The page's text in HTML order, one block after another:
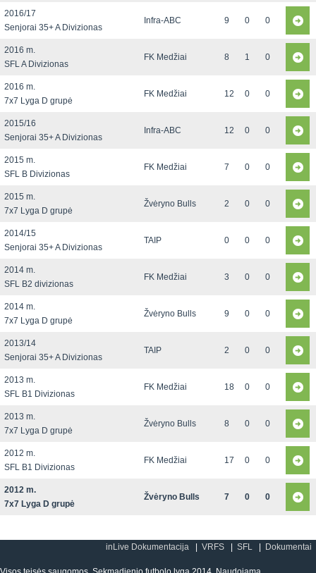
2016/17
Senjorai 35+ A Divizionas
Infra-ABC 9 0 0
2016 m.
SFL A Divizionas
FK Medžiai 8 1 0
2016 m.
7x7 Lyga D grupė
FK Medžiai 12 0 0
2015/16
Senjorai 35+ A Divizionas
Infra-ABC 12 0 0
2015 m.
SFL B Divizionas
FK Medžiai 7 0 0
2015 m.
7x7 Lyga D grupė
Žvėryno Bulls 2 0 0
2014/15
Senjorai 35+ A Divizionas
TAIP 0 0 0
2014 m.
SFL B2 divizionas
FK Medžiai 3 0 0
2014 m.
7x7 Lyga D grupė
Žvėryno Bulls 9 0 0
2013/14
Senjorai 35+ A Divizionas
TAIP 2 0 0
2013 m.
SFL B1 Divizionas
FK Medžiai 18 0 0
2013 m.
7x7 Lyga D grupė
Žvėryno Bulls 8 0 0
2012 m.
SFL B1 Divizionas
FK Medžiai 17 0 0
2012 m.
7x7 Lyga D grupė
Žvėryno Bulls 7 0 0
inLive Dokumentacija VRFS SFL Dokumentai